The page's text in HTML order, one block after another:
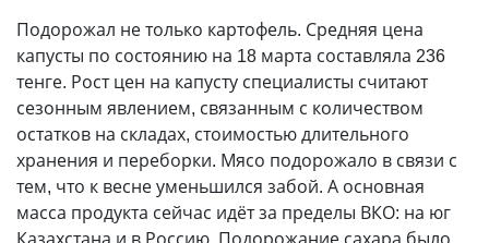
Подорожал не только картофель. Средняя цена
капусты по состоянию на 18 марта составляла 236
тенге. Рост цен на капусту специалисты считают
сезонным явлением, связанным с количеством
остатков на складах, стоимостью длительного
хранения и переборки. Мясо подорожало в связи с
тем, что к весне уменьшился забой. А основная
масса продукта сейчас идёт за пределы ВКО: на юг